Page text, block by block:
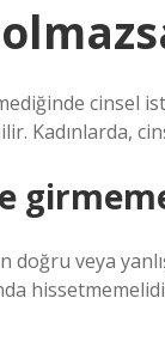
cinsel
Kadınlarda,
doğru veya